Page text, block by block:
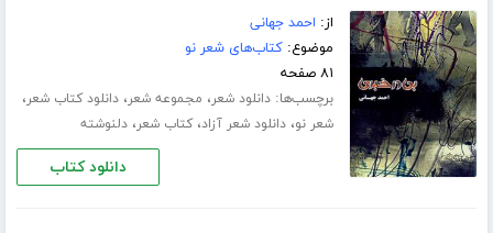
از: احمد جهانی
موضوع:کتاب‌های شعر نو
۸۱ صفحه
برچسب‌ها:دانلود شعر، مجموعه شعر،دانلود کتاب شعر،
شعر نو،دانلود شعر آزاد،کتاب شعر،دلنوشته
دانلود کتاب